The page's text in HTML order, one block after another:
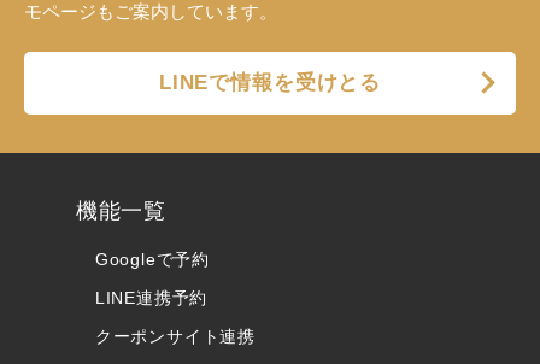
モページもご案内しています。
LINEで情報を受けとる
機能一覧
Googleで予約
LINE連携予約
クーポンサイト連携